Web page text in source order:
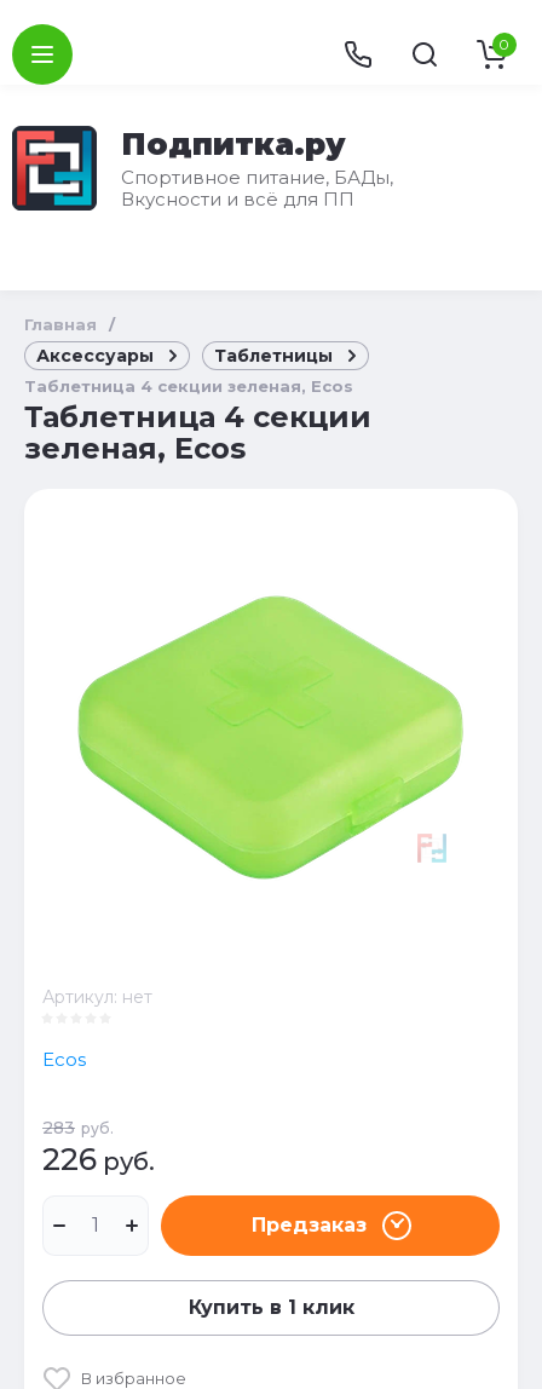
Подпитка.ру
Спортивное питание, БАДы,
Вкусности и всё для ПП
0
Главная /
Аксессуары Таблетницы
Таблетница 4 секции зеленая, Ecos
Таблетница 4 секции
зеленая, Ecos
Артикул: нет
Ecos
283 руб.
226 руб.
Предзаказ
Купить в 1 клик
В избранное